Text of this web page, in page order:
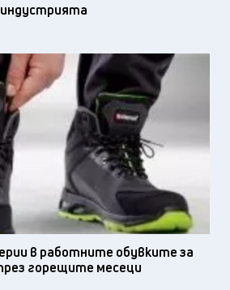
в работните обувките за
горещите месеци